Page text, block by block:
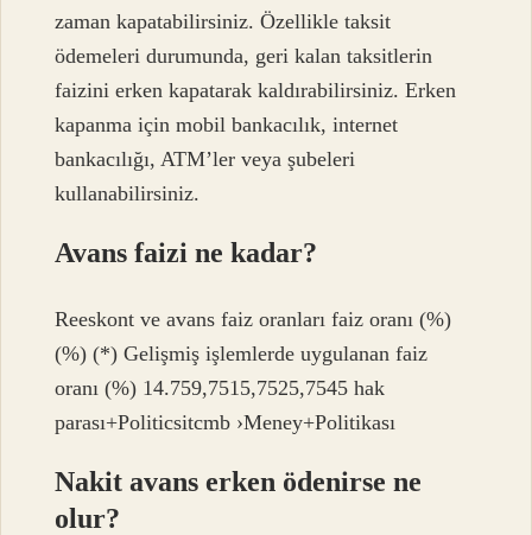
zaman kapatabilirsiniz. Özellikle taksit
ödemeleri durumunda, geri kalan taksitlerin
faizini erken kapatarak kaldırabilirsiniz. Erken
kapanma için mobil bankacılık, internet
bankacılığı, ATM’ler veya şubeleri
kullanabilirsiniz.
Avans faizi ne kadar?
Reeskont ve avans faiz oranları faiz oranı (%)
(%) (*) Gelişmiş işlemlerde uygulanan faiz
oranı (%) 14.759,7515,7525,7545 hak
parası+Politicsitcmb ›Meney+Politikası
Nakit avans erken ödenirse ne
olur?